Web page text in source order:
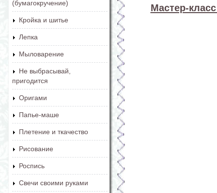
(бумагокручение)
Кройка и шитье
Лепка
Мыловарение
Не выбрасывай,
пригодится
Оригами
Папье-маше
Плетение и ткачество
Рисование
Роспись
Свечи своими руками
Мастер-